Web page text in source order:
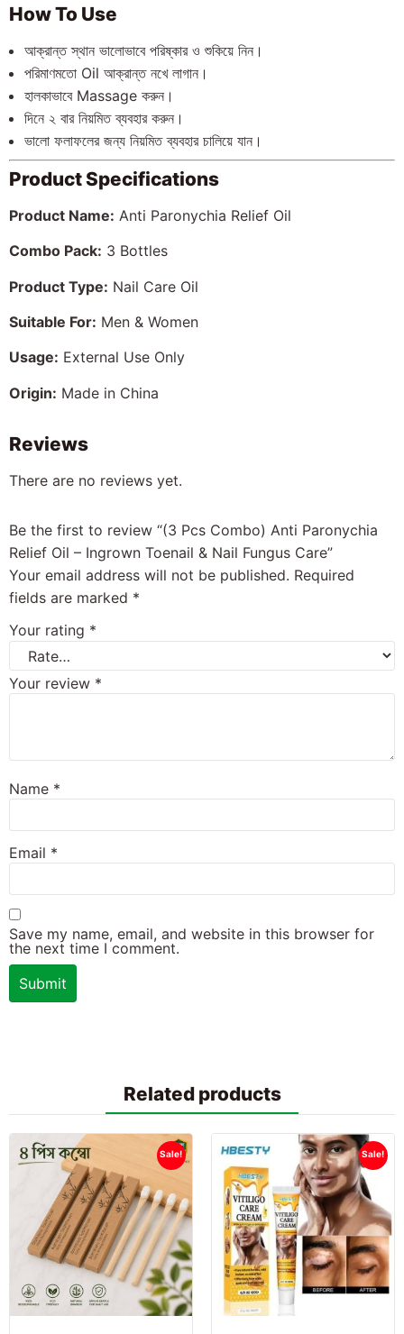
How To Use
আক্রান্ত স্থান ভালোভাবে পরিষ্কার ও শুকিয়ে নিন।
পরিমাণমতো Oil আক্রান্ত নখে লাগান।
হালকাভাবে Massage করুন।
দিনে ২ বার নিয়মিত ব্যবহার করুন।
ভালো ফলাফলের জন্য নিয়মিত ব্যবহার চালিয়ে যান।
Product Specifications
Product Name: Anti Paronychia Relief Oil
Combo Pack: 3 Bottles
Product Type: Nail Care Oil
Suitable For: Men & Women
Usage: External Use Only
Origin: Made in China
Reviews
There are no reviews yet.
Be the first to review “(3 Pcs Combo) Anti Paronychia
Relief Oil – Ingrown Toenail & Nail Fungus Care”
Your email address will not be published. Required
fields are marked *
Your rating *
Your review *
Name *
Email *
Save my name, email, and website in this browser for
the next time I comment.
Related products
Sale! Sale!